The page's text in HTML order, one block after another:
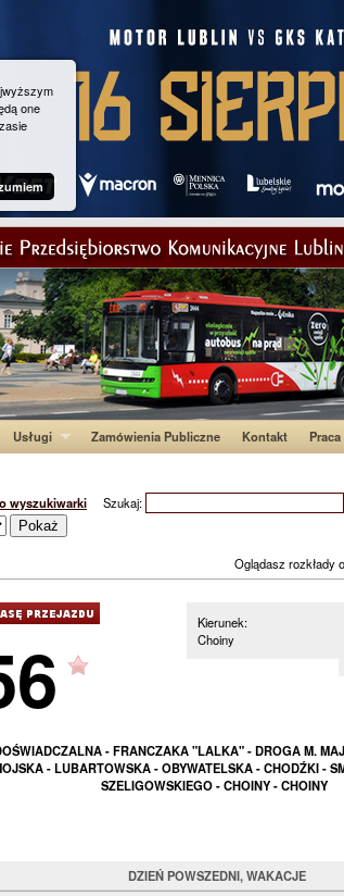
Usługi Zamówienia Publiczne Kontakt Praca
wyszukiwarki Szukaj:
Oglądasz rozkłady
Kierunek:
Choiny
- FRANCZAKA "LALKA" - DROGA M.
- LUBARTOWSKA - OBYWATELSKA - CHODŹKI -
SZELIGOWSKIEGO - CHOINY - CHOINY
DZIEŃ POWSZEDNI, WAKACJE
one